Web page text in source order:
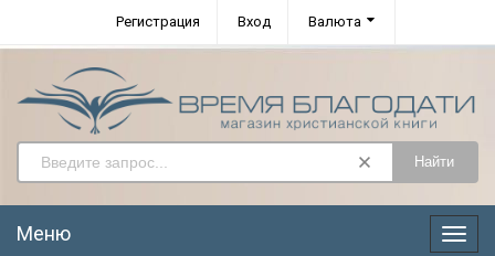
Регистрация Вход Валюта
Найти
Меню
Меню